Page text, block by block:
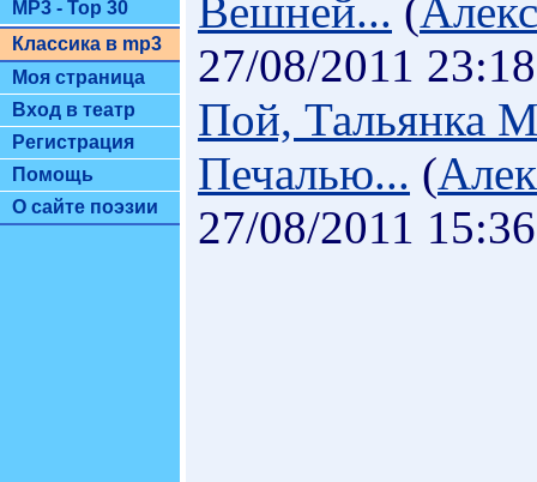
MP3 - Top 30
Классика в mp3
Моя страница
Вход в театр
Регистрация
Помощь
О сайте поэзии
Вешней... (
27/08/2011 23:18
Пой, Тальянка
Печалью... (
27/08/2011 15:36